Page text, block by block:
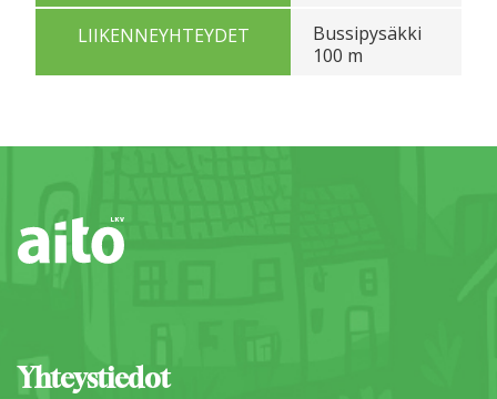
LIIKENNEYHTEYDET
Bussipysäkki
100 m
Yhteystiedot